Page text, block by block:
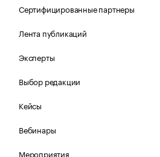
Сертифицированные партнеры
Лента публикаций
Эксперты
Выбор редакции
Кейсы
Вебинары
Мероприятия